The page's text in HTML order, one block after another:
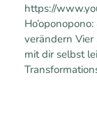
https://
verändern Vier
mit dir selbst